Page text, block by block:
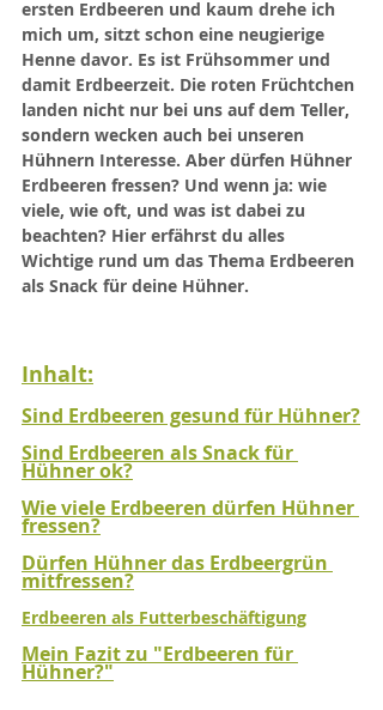
ersten Erdbeeren und kaum drehe ich
mich um, sitzt schon eine neugierige
Henne davor. Es ist Frühsommer und
damit Erdbeerzeit. Die roten Früchtchen
landen nicht nur bei uns auf dem Teller,
sondern wecken auch bei unseren
Hühnern Interesse. Aber dürfen Hühner
Erdbeeren fressen? Und wenn ja: wie
viele, wie oft, und was ist dabei zu
beachten? Hier erfährst du alles
Wichtige rund um das Thema Erdbeeren
als Snack für deine Hühner.
Inhalt:
Sind Erdbeeren gesund für Hühner?
Sind Erdbeeren als Snack für
Hühner ok?
Wie viele Erdbeeren dürfen Hühner
fressen?
Dürfen Hühner das Erdbeergrün
mitfressen?
Erdbeeren als Futterbeschäftigung
Mein Fazit zu "Erdbeeren für
Hühner?"